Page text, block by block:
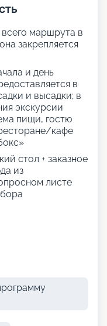
маршрута в
закрепляется
и день
в
и высадки; в
экскурсии
пищи, гостю
кафе
стол + заказное
из
листе